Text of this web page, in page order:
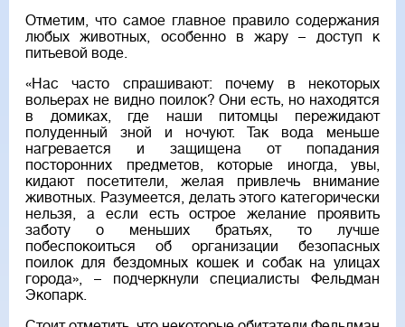
Отметим, что самое главное правило содержания
любых животных, особенно в жару – доступ к
питьевой воде.
«Нас часто спрашивают: почему в некоторых
вольерах не видно поилок? Они есть, но находятся
в домиках, где наши питомцы пережидают
полуденный зной и ночуют. Так вода меньше
нагревается и защищена от попадания
посторонних предметов, которые иногда, увы,
кидают посетители, желая привлечь внимание
животных. Разумеется, делать этого категорически
нельзя, а если есть острое желание проявить
заботу о меньших братьях, то лучше
побеспокоиться об организации безопасных
поилок для бездомных кошек и собак на улицах
города», – подчеркнули специалисты Фельдман
Экопарк.